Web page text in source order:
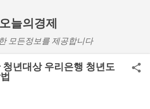
오늘의경제
모든정보를 제공합니다
년대상 우리은행 청년도